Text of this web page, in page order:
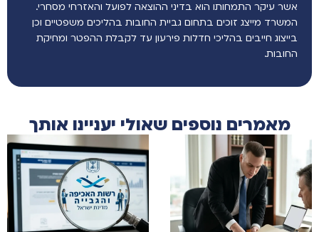
אשר עיקר התמחותו הוא בדיני ההוצאה לפועל והאזרחי מסחרי.
המשרד מייצג זוכים בתחום גביית החובות בהליכים משפטיים וכן
בייצוג חייבים בהליכי חדלות פירעון עד לקבלת ההפטר ומחיקת
החובות.
מאמרים נוספים שאולי יעניינו אותך